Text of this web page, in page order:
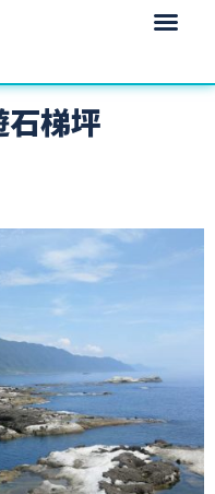
梯坪